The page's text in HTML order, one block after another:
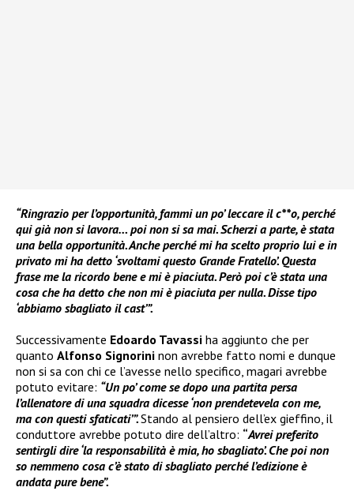
“Ringrazio per l’opportunità, fammi un po’ leccare il c**o, perché
qui già non si lavora… poi non si sa mai. Scherzi a parte, è stata
una bella opportunità. Anche perché mi ha scelto proprio lui e in
privato mi ha detto ‘svoltami questo Grande Fratello’. Questa
frase me la ricordo bene e mi è piaciuta. Però poi c’è stata una
cosa che ha detto che non mi è piaciuta per nulla. Disse tipo
‘abbiamo sbagliato il cast’”.
Successivamente Edoardo Tavassi ha aggiunto che per
quanto Alfonso Signorini non avrebbe fatto nomi e dunque
non si sa con chi ce l’avesse nello specifico, magari avrebbe
potuto evitare: “Un po’ come se dopo una partita persa
l’allenatore di una squadra dicesse ‘non prendetevela con me,
ma con questi sfaticati’”.Stando al pensiero dell’ex gieffino, il
conduttore avrebbe potuto dire dell’altro: “Avrei preferito
sentirgli dire ‘la responsabilità è mia, ho sbagliato’. Che poi non
so nemmeno cosa c’è stato di sbagliato perché l’edizione è
andata pure bene”.